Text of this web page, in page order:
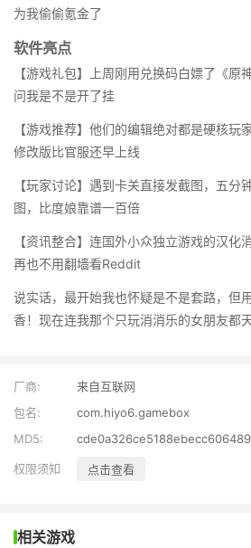
为我偷偷氪金了
软件亮点
【游戏礼包】上周刚用兑换码白嫖了《原
问我是不是开了挂
【游戏推荐】他们的编辑绝对都是硬核玩
修改版比官服还早上线
【玩家讨论】遇到卡关直接发截图，五分
图，比度娘靠谱一百倍
【资讯整合】连国外小众独立游戏的汉化
再也不用翻墙看Reddit
说实话，最开始我也怀疑是不是套路，
香！现在连我那个只玩消消乐的女朋友都
厂商:
来自互联网
包名:
com.hiyo6.gamebox
MD5:
权限须知 点击查看
相关游戏